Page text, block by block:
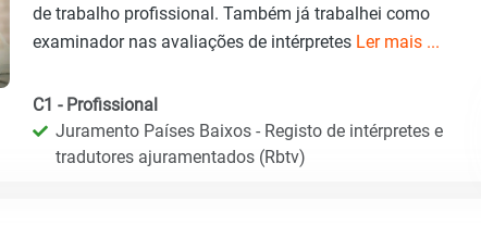
de trabalho profissional. Também já trabalhei como
examinador nas avaliações de intérpretes Ler mais ...
C1 - Profissional
Juramento Países Baixos - Registo de intérpretes e
tradutores ajuramentados (Rbtv)